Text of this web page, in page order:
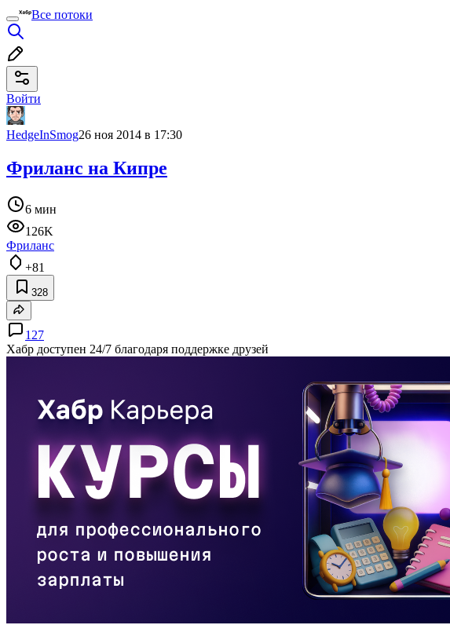
Все потоки
Войти
HedgeInSmog26 ноя 2014 в 17:30
Фриланс на Кипре
6 мин
126K
Фриланс
+81
328
127
Хабр доступен 24/7 благодаря поддержке друзей